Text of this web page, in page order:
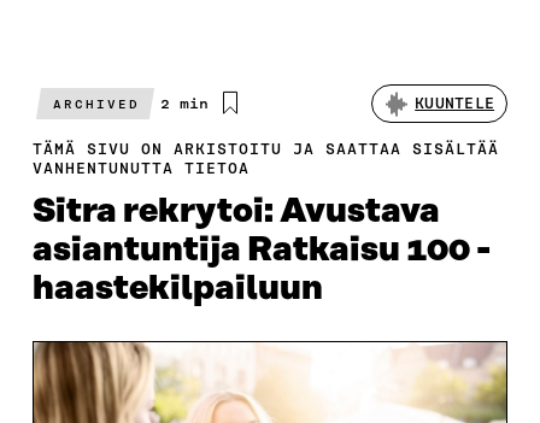
ARCHIVED
Arvioitu
2 min KUUNTELE
TÄMÄ SIVU ON ARKISTOITU JA SAATTAA SISÄLTÄÄ
VANHENTUNUTTA TIETOA
Sitra rekrytoi: Avustava
asiantuntija Ratkaisu 100 -
haastekilpailuun